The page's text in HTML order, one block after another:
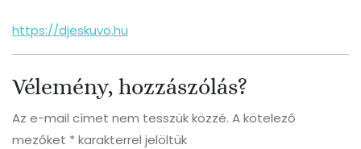
https://djeskuvo.hu
Vélemény, hozzászólás?
Az e-mail címet nem tesszük közzé. A kötelező
mezőket * karakterrel jelöltük